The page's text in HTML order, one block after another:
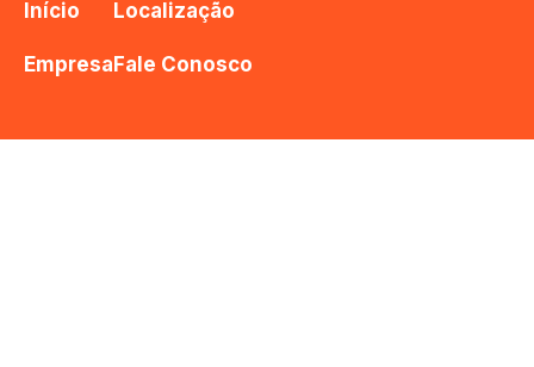
Início
Empresa
Localização
Fale Conosco